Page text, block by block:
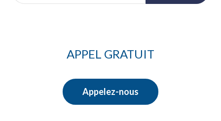
APPEL GRATUIT
Appelez-nous